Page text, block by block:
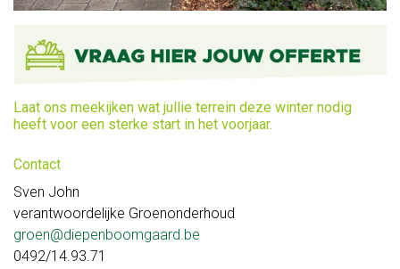
Huisgemaakte
gerechten
bedrijven
Relatiegeschenken
Zaalverhuur
Vergaderen
Laat ons meekijken wat jullie terrein deze winter nodig
heeft voor een sterke start in het voorjaar.
Contact
Sven John
verantwoordelijke Groenonderhoud
groen@diepenboomgaard.be
0492/14.93.71